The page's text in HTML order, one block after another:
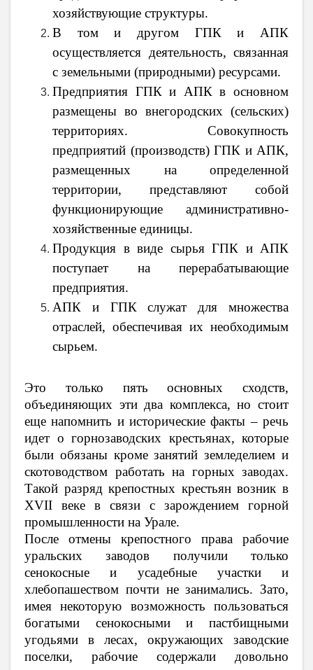
хозяйствующие структуры.
В том и другом ГПК и АПК
осуществляется деятельность, связанная
с земельными (природными) ресурсами.
Предприятия ГПК и АПК в основном
размещены во внегородских (сельских)
территориях. Совокупность
предприятий (производств) ГПК и АПК,
размещенных на определенной
территории, представляют собой
функционирующие административно-
хозяйственные единицы.
Продукция в виде сырья ГПК и АПК
поступает на перерабатывающие
предприятия.
АПК и ГПК служат для множества
отраслей, обеспечивая их необходимым
сырьем.
Это только пять основных сходств,
объединяющих эти два комплекса, но стоит
еще напомнить и исторические факты – речь
идет о горнозаводских крестьянах, которые
были обязаны кроме занятий земледелием и
скотоводством работать на горных заводах.
Такой разряд крепостных крестьян возник в
XVII веке в связи с зарождением горной
промышленности на Урале.
После отмены крепостного права рабочие
уральских заводов получили только
сенокосные и усадебные участки и
хлебопашеством почти не занимались. Зато,
имея некоторую возможность пользоваться
богатыми сенокосными и пастбищными
угодьями в лесах, окружающих заводские
поселки, рабочие содержали довольно